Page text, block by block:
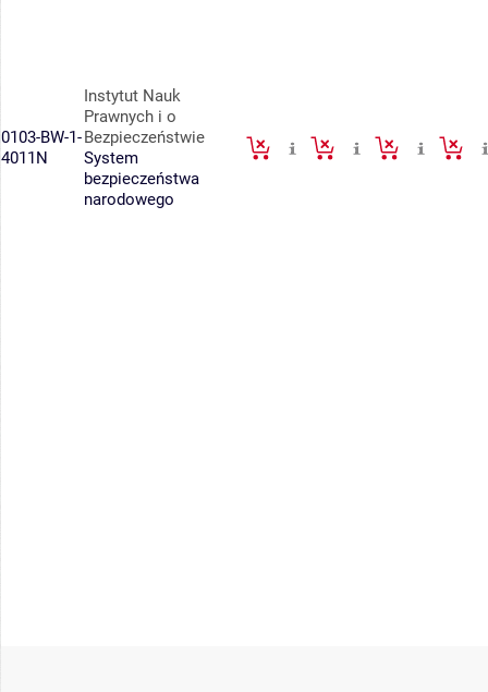
0103-BW-1-
4011N
Instytut Nauk
Prawnych i o
Bezpieczeństwie
System
bezpieczeństwa
narodowego